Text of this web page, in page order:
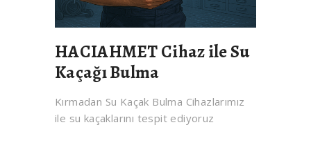
HACIAHMET Cihaz ile Su
Kaçağı Bulma
Kırmadan Su Kaçak Bulma Cihazlarımız
ile su kaçaklarını tespit ediyoruz